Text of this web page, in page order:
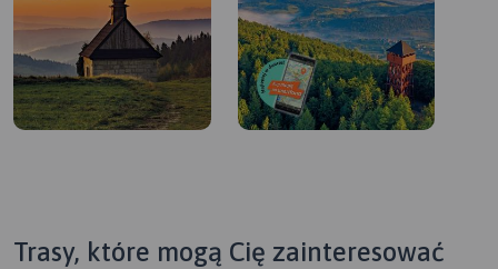
Trasy, które mogą Cię zainteresować